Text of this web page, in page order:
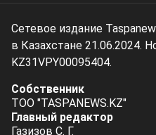
Сетевое издание
в Казахстане 21.06.2024.
KZ31VPY00095404.
Собственник
ТОО "TASPANEWS.KZ"
Главный редактор
Газизов С. Г.